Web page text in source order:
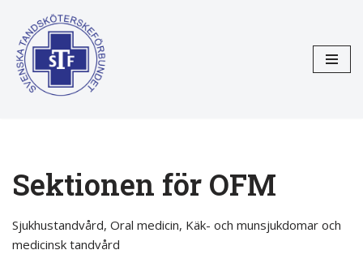
Hoppa
till
innehåll
Sektionen för OFM
Sjukhustandvård, Oral medicin, Käk- och munsjukdomar och
medicinsk tandvård